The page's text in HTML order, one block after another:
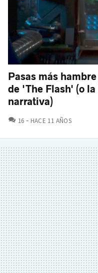
Pasas más
de 'The Flash' (o
narrativa)
16 COMENTARIOS
HACE 11 AÑOS